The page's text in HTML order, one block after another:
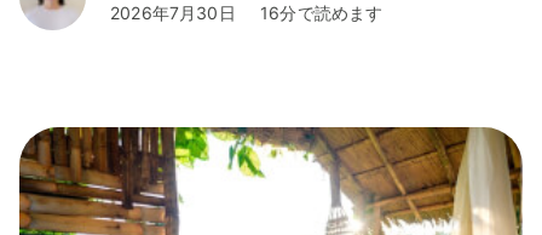
2026年7月30日 16分で読めます